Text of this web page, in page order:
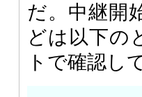
だ。中継開
どは以下の
トで確認し